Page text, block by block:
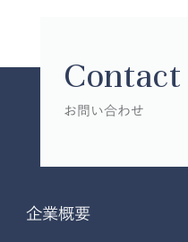
お問い合わせ
企業概要